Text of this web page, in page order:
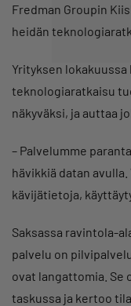
Fredman Groupin
heidän
Yrityksen
teknologiaratkaisu
näkyväksi, ja auttaa
– Palvelumme
hävikkiä datan
kävijätietoja,
Saksassa ravintola-
palvelu on
ovat langattomia. Se
taskussa ja kertoo